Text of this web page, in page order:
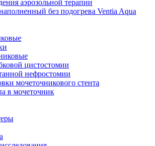
аэрозольной терапии
без подогрева Ventia Aqua
цистостомии
нефростомии
мочеточникового стента
в мочеточник